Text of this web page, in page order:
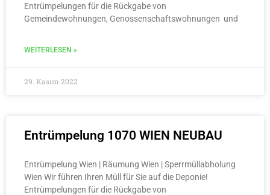
Entrümpelungen für die Rückgabe von
Gemeindewohnungen, Genossenschaftswohnungen und
WEITERLESEN »
29. Kasım 2022
Entrümpelung 1070 WIEN NEUBAU
Entrümpelung Wien | Räumung Wien | Sperrmüllabholung
Wien Wir führen Ihren Müll für Sie auf die Deponie!
Entrümpelungen für die Rückgabe von